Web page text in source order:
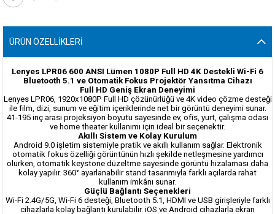
ÜRÜN ÖZELLIKLERI
Lenyes LPR06 600 ANSI Lümen 1080P Full HD 4K Destekli Wi-Fi 6
Bluetooth 5.1 ve Otomatik Fokus Projektör Yansıtma Cihazı
Full HD Geniş Ekran Deneyimi
Lenyes LPR06, 1920x1080P Full HD çözünürlüğü ve 4K video çözme desteği
ile film, dizi, sunum ve eğitim içeriklerinde net bir görüntü deneyimi sunar.
41-195 inç arası projeksiyon boyutu sayesinde ev, ofis, yurt, çalışma odası
ve home theater kullanımı için ideal bir seçenektir.
Akıllı Sistem ve Kolay Kurulum
Android 9.0 işletim sistemiyle pratik ve akıllı kullanım sağlar. Elektronik
otomatik fokus özelliği görüntünün hızlı şekilde netleşmesine yardımcı
olurken, otomatik keystone düzeltme sayesinde görüntü hizalaması daha
kolay yapılır. 360° ayarlanabilir stand tasarımıyla farklı açılarda rahat
kullanım imkânı sunar.
Güçlü Bağlantı Seçenekleri
Wi-Fi 2.4G/5G, Wi-Fi 6 desteği, Bluetooth 5.1, HDMI ve USB girişleriyle farklı
cihazlarla kolay bağlantı kurulabilir. iOS ve Android cihazlarla ekran